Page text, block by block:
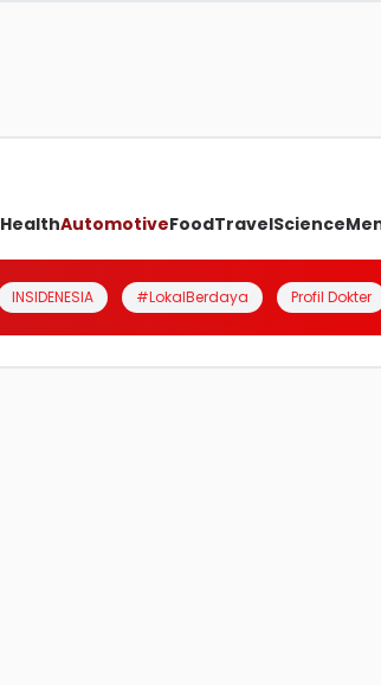
HealthAutomotiveFoodTravelScience
INSIDENESIA #LokalBerdaya Profil Dokter